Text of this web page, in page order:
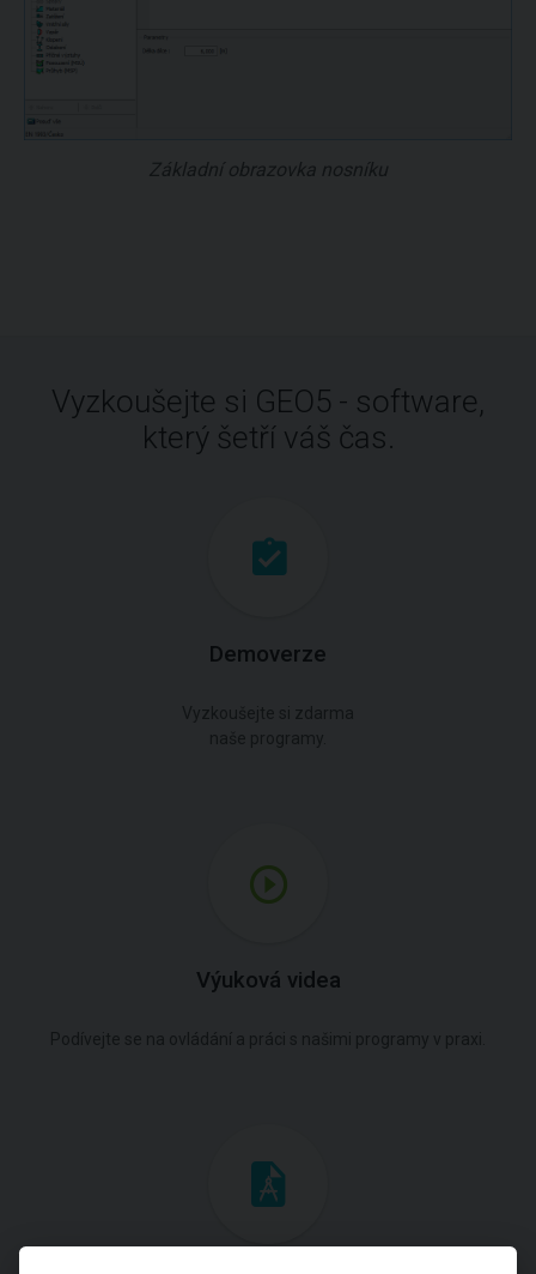
Základní obrazovka nosníku
Vyzkoušejte si GEO5 - software,
který šetří váš čas.
Demoverze
Výuková videa